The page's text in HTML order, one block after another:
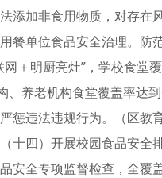
添加非食用物质，对存
餐单位食品安全治理。
＋明厨亮灶”，学校食堂
、养老机构食堂覆盖率达
惩违法违规行为。（区
十四）开展校园食品安
安全专项监督检查，全